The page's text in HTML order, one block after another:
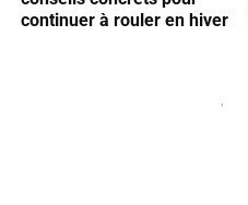
continuer à rouler en hiver